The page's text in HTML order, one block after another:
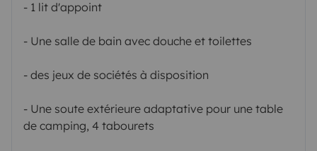
- 1 lit d'appoint
- Une salle de bain avec douche et toilettes
- des jeux de sociétés à disposition
- Une soute extérieure adaptative pour une table
de camping, 4 tabourets